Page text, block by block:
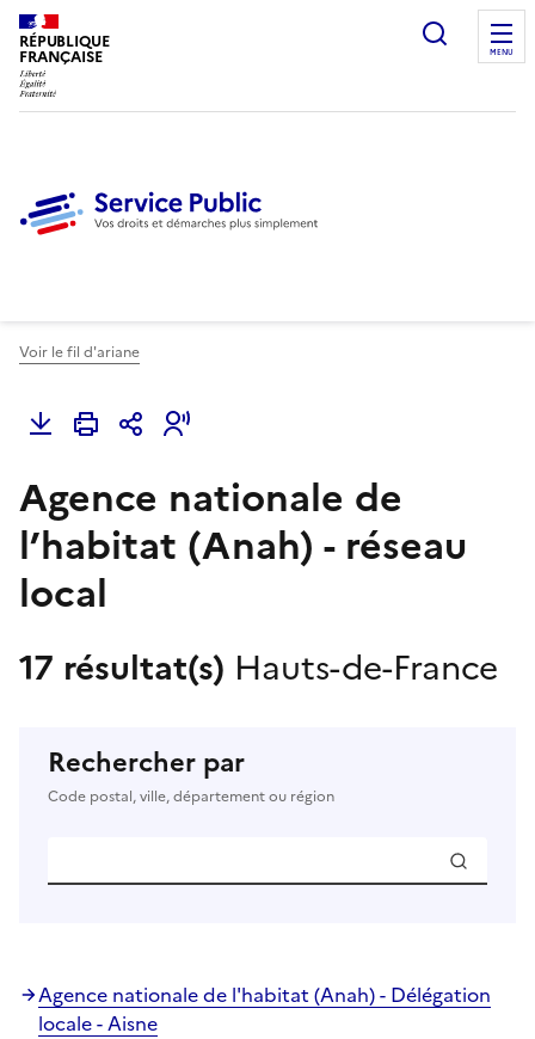
RÉPUBLIQUE
FRANÇAISE
Ouvrir
MENU
Voir le fil d'ariane
Agence nationale de
l’habitat (Anah) - réseau
local
17 résultat(s) Hauts-de-France
Rechercher par
Code postal, ville, département ou région
Agence nationale de l'habitat (Anah) - Délégation
locale - Aisne